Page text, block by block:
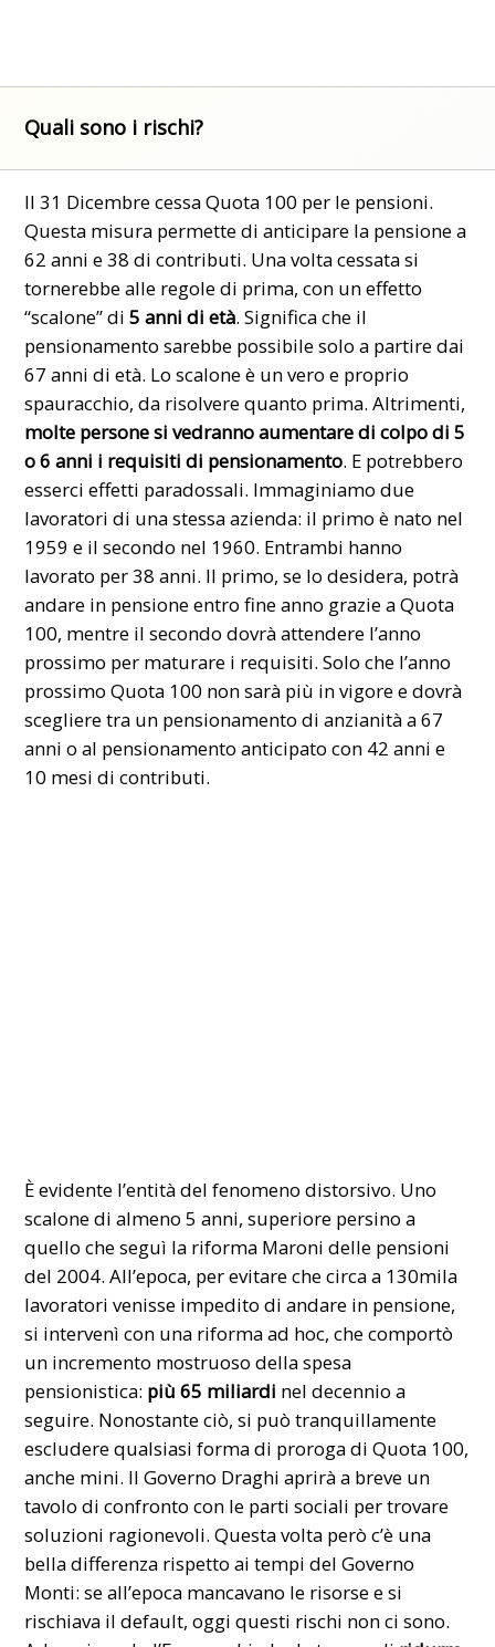
Quali sono i rischi?
Il 31 Dicembre cessa Quota 100 per le pensioni.
Questa misura permette di anticipare la pensione a
62 anni e 38 di contributi. Una volta cessata si
tornerebbe alle regole di prima, con un effetto
“scalone” di5 anni di età. Significa che il
pensionamento sarebbe possibile solo a partire dai
67 anni di età. Lo scalone è un vero e proprio
spauracchio, da risolvere quanto prima. Altrimenti,
molte persone si vedranno aumentare di colpo di 5
o 6 anni i requisiti di pensionamento. E potrebbero
esserci effetti paradossali. Immaginiamo due
lavoratori di una stessa azienda: il primo è nato nel
1959 e il secondo nel 1960. Entrambi hanno
lavorato per 38 anni. Il primo, se lo desidera, potrà
andare in pensione entro fine anno grazie a Quota
100, mentre il secondo dovrà attendere l’anno
prossimo per maturare i requisiti. Solo che l’anno
prossimo Quota 100 non sarà più in vigore e dovrà
scegliere tra un pensionamento di anzianità a 67
anni o al pensionamento anticipato con 42 anni e
10 mesi di contributi.
È evidente l’entità del fenomeno distorsivo. Uno
scalone di almeno 5 anni, superiore persino a
quello che seguì la riforma Maroni delle pensioni
del 2004. All’epoca, per evitare che circa a 130mila
lavoratori venisse impedito di andare in pensione,
si intervenì con una riforma ad hoc, che comportò
un incremento mostruoso della spesa
pensionistica: più 65 miliardi nel decennio a
seguire. Nonostante ciò, si può tranquillamente
escludere qualsiasi forma di proroga di Quota 100,
anche mini. Il Governo Draghi aprirà a breve un
tavolo di confronto con le parti sociali per trovare
soluzioni ragionevoli. Questa volta però c’è una
bella differenza rispetto ai tempi del Governo
Monti: se all’epoca mancavano le risorse e si
rischiava il default, oggi questi rischi non ci sono.